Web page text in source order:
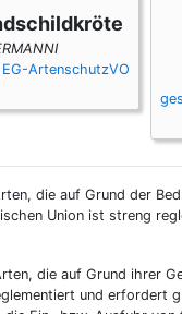
ArtenschutzVO
die auf Grund der
Union ist streng
die auf Grund ihrer
und erfordert